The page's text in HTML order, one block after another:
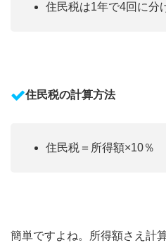
住民税は1年で4回に分
住民税の計算方法
住民税＝所得額×10％
簡単ですよね。所得額さえ計